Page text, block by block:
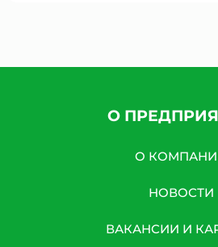
О
О
НОВОСТИ
ВАКАНСИИ И